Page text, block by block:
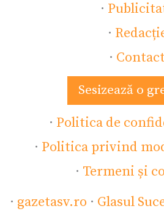
·
·
· Contact
Sesizează o
· Politica de
· Politica privind
· Termeni și
· gazetasv.ro · Glasul